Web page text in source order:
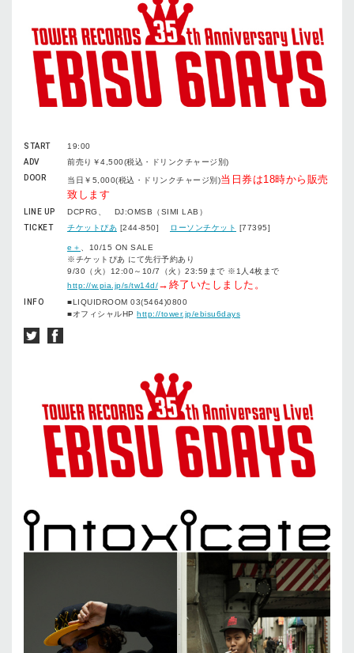
START
19:00
ADV
前売り￥4,500(税込・ドリンクチャージ別)
DOOR
当日￥5,000(税込・ドリンクチャージ別)当日券は18時から販売
致します
LINE UP
DCPRG、 DJ:OMSB（SIMI LAB）
TICKET
チケットぴあ [244-850] ローソンチケット [77395]
e＋
、10/15 ON SALE
※チケットぴあ にて先行予約あり
9/30（火）12:00～10/7（火）23:59まで ※1人4枚まで
http://w.pia.jp/s/tw14d/→終了いたしました。
INFO
■LIQUIDROOM 03(5464)0800
■オフィシャルHP http://tower.jp/ebisu6days